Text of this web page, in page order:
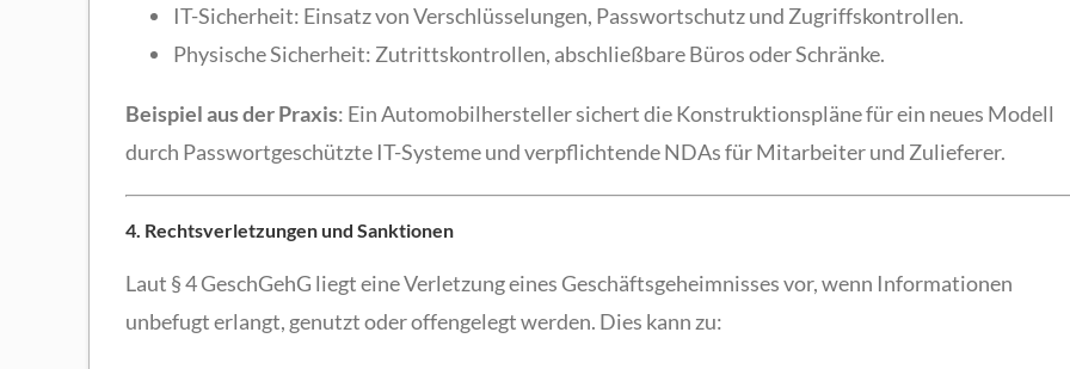
IT-Sicherheit: Einsatz von Verschlüsselungen, Passwortschutz und Zugriffskontrollen.
Physische Sicherheit: Zutrittskontrollen, abschließbare Büros oder Schränke.
Beispiel aus der Praxis: Ein Automobilhersteller sichert die Konstruktionspläne für ein neues Modell
durch Passwortgeschützte IT-Systeme und verpflichtende NDAs für Mitarbeiter und Zulieferer.
4. Rechtsverletzungen und Sanktionen
Laut § 4 GeschGehG liegt eine Verletzung eines Geschäftsgeheimnisses vor, wenn Informationen
unbefugt erlangt, genutzt oder offengelegt werden. Dies kann zu: